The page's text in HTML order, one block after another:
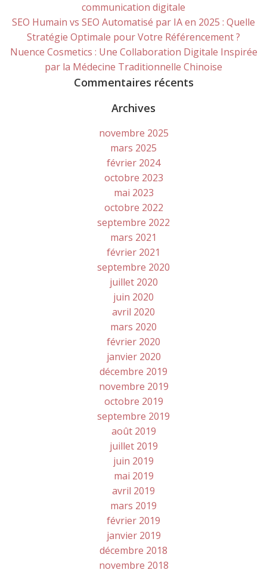
communication digitale
SEO Humain vs SEO Automatisé par IA en 2025 : Quelle
Stratégie Optimale pour Votre Référencement ?
Nuence Cosmetics : Une Collaboration Digitale Inspirée
par la Médecine Traditionnelle Chinoise
Commentaires récents
Archives
novembre 2025
mars 2025
février 2024
octobre 2023
mai 2023
octobre 2022
septembre 2022
mars 2021
février 2021
septembre 2020
juillet 2020
juin 2020
avril 2020
mars 2020
février 2020
janvier 2020
décembre 2019
novembre 2019
octobre 2019
septembre 2019
août 2019
juillet 2019
juin 2019
mai 2019
avril 2019
mars 2019
février 2019
janvier 2019
décembre 2018
novembre 2018